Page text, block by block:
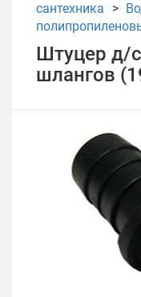
сантехника
Штуцер д/
шлангов